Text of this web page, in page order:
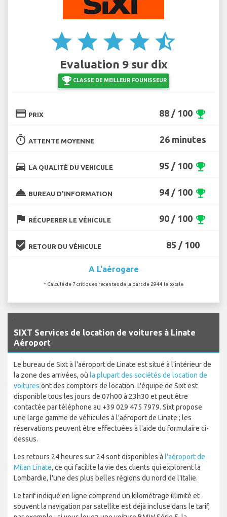
star star star star star_half
Evaluation 9 sur dix
emoji_events CLASSE DE MEILLEUR FOUNISSEUR
credit_card PRIX 88 / 100 emoji_events
timer ATTENTE MOYENNE 26 minutes
directions_car LA QUALITÉ DU VEHICULE 95 / 100 emoji_events
room_service BUREAU D'INFORMATION 94 / 100 emoji_events
flag RÉCUPERER LE VÉHICULE 90 / 100 emoji_events
beenhere RETOUR DU VÉHICULE 85 / 100
A L'aérogare
* Calculé de 7 critiques recentes de la part de 2944 le totale
SIXT Services de location de voitures à Linate
Aéroport
Le bureau de Sixt à l'aéroport de Linate est situé à l'intérieur de
la zone des arrivées, où la plupart des sociétés de location de
voitures ont des comptoirs de location. L'équipe de Sixt est
disponible tous les jours de 07h00 à 23h30 et peut être
contactée par téléphone au +39 029 475 7979. Sixt propose
une large gamme de véhicules à l'aéroport de Linate ; les
réservations peuvent être effectuées à l'aide du formulaire ci-
dessus.
Les retours 24 heures sur 24 sont disponibles à l'aéroport de
Milan Linate, ce qui facilite la vie des clients qui explorent la
Lombardie, l'une des plus belles régions du nord de l'Italie.
Le tarif indiqué en ligne comprend un kilométrage illimité et
souvent la navigation par satellite est déjà incluse dans le tarif,